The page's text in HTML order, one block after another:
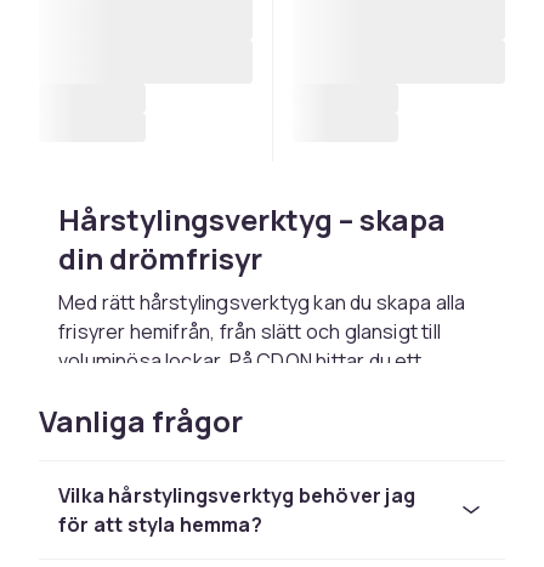
Hårstylingsverktyg – skapa
din drömfrisyr
Med rätt hårstylingsverktyg kan du skapa alla
frisyrer hemifrån, från slätt och glansigt till
voluminösa lockar. På CDON hittar du ett
alla hårtyper och stylingbehov. Oavsett om du
söker värmeverktyg, borstar eller tillbehör
betalning.
Vanliga frågor
Vilka hårstylingsverktyg behöver jag
för att styla hemma?